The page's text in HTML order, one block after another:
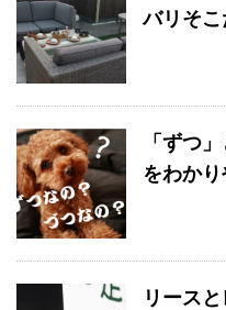
バリそこ
「ずつ
をわか
リース